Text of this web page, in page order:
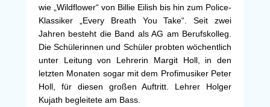
wie „Wildflower“ von Billie Eilish bis hin zum Police-
Klassiker „Every Breath You Take“. Seit zwei
Jahren besteht die Band als AG am Berufskolleg.
Die Schülerinnen und Schüler probten wöchentlich
unter Leitung von Lehrerin Margit Holl, in den
letzten Monaten sogar mit dem Profimusiker Peter
Holl, für diesen großen Auftritt. Lehrer Holger
Kujath begleitete am Bass.